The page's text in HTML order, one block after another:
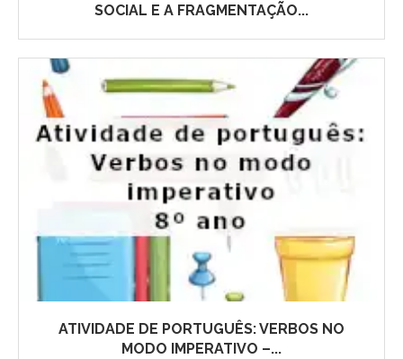
SOCIAL E A FRAGMENTAÇÃO...
ATIVIDADE DE PORTUGUÊS: VERBOS NO
MODO IMPERATIVO –...